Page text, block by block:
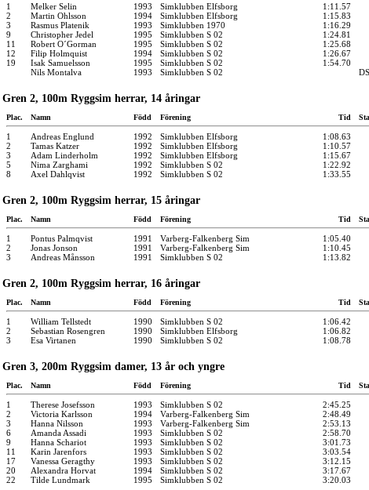
1 Melker Selin 1993 Simklubben Elfsborg
1:11.57
2
Martin Ohlsson 1994 Simklubben Elfsborg
1:15.83
3
Rasmus Platenik 1993 Simklubben 1970
1:16.29
9
Christopher Jedel 1995 Simklubben S 02
1:24.81
11
Robert O´Gorman 1995 Simklubben S 02
1:25.68
12
Filip Holmquist 1994 Simklubben S 02
1:26.67
19
Isak Samuelsson 1995 Simklubben S 02
1:54.70
Nils Montalva
1993 Simklubben S 02
Gren 2, 100m Ryggsim herrar, 14 åringar
Plac. Namn Född Förening Tid
1 Andreas Englund 1992 Simklubben Elfsborg
1:08.63
2
Tamas Katzer 1992 Simklubben Elfsborg
1:10.57
3
Adam Linderholm 1992 Simklubben Elfsborg
1:15.67
5
Nima Zarghami 1992 Simklubben S 02
1:22.92
8
Axel Dahlqvist 1992 Simklubben S 02 1:33.55
Gren 2, 100m Ryggsim herrar, 15 åringar
Plac. Namn Född Förening Tid
1 Pontus Palmqvist 1991 Varberg-Falkenberg Sim
1:05.40
2
Jonas Jonson 1991 Varberg-Falkenberg Sim
1:10.45
3
Andreas Månsson 1991 Simklubben S 02 1:13.82
Gren 2, 100m Ryggsim herrar, 16 åringar
Plac. Namn Född Förening Tid
1 William Tellstedt 1990 Simklubben S 02
1:06.42
2
Sebastian Rosengren 1990 Simklubben Elfsborg
1:06.82
3
Esa Virtanen 1990 Simklubben S 02 1:08.78
Gren 3, 200m Ryggsim damer, 13 år och yngre
Plac. Namn Född Förening Tid
1 Therese Josefsson 1993 Simklubben S 02
2:45.25
2
Victoria Karlsson 1994 Varberg-Falkenberg Sim
2:48.49
3
Hanna Nilsson 1993 Varberg-Falkenberg Sim
2:53.13
6
Amanda Assadi 1993 Simklubben S 02
2:58.70
9
Hanna Schariot 1993 Simklubben S 02
3:01.73
11
Karin Jarenfors 1993 Simklubben S 02
3:03.54
17
Vanessa Geragthy 1993 Simklubben S 02
3:12.15
20
Alexandra Horvat 1994 Simklubben S 02
3:17.67
22
Tilde Lundmark 1995 Simklubben S 02 3:20.03